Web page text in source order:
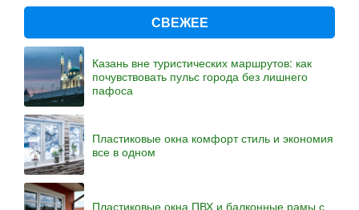
СВЕЖЕЕ
Казань вне туристических маршрутов: как
почувствовать пульс города без лишнего
пафоса
Пластиковые окна комфорт стиль и экономия
все в одном
Пластиковые окна ПВХ и балконные рамы с